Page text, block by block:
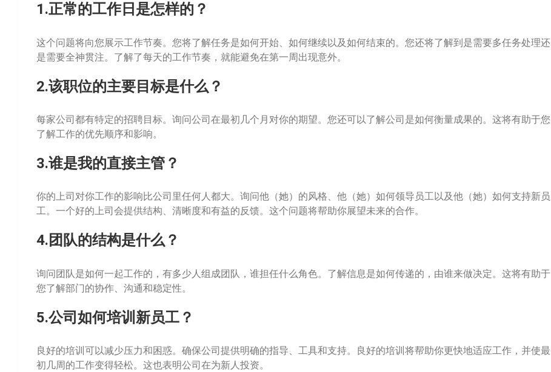
1.正常的工作日是怎样的？
这个问题将向您展示工作节奏。您将了解任务是如何开始、如何继续以及如何结束的。您还将了解到是需要多任务处理还
是需要全神贯注。了解了每天的工作节奏，就能避免在第一周出现意外。
2.该职位的主要目标是什么？
每家公司都有特定的招聘目标。询问公司在最初几个月对你的期望。您还可以了解公司是如何衡量成果的。这将有助于您
了解工作的优先顺序和影响。
3.谁是我的直接主管？
你的上司对你工作的影响比公司里任何人都大。询问他（她）的风格、他（她）如何领导员工以及他（她）如何支持新员
工。一个好的上司会提供结构、清晰度和有益的反馈。这个问题将帮助你展望未来的合作。
4.团队的结构是什么？
询问团队是如何一起工作的，有多少人组成团队，谁担任什么角色。了解信息是如何传递的，由谁来做决定。这将有助于
您了解部门的协作、沟通和稳定性。
5.公司如何培训新员工？
良好的培训可以减少压力和困惑。确保公司提供明确的指导、工具和支持。良好的培训将帮助你更快地适应工作，并使最
初几周的工作变得轻松。这也表明公司在为新人投资。